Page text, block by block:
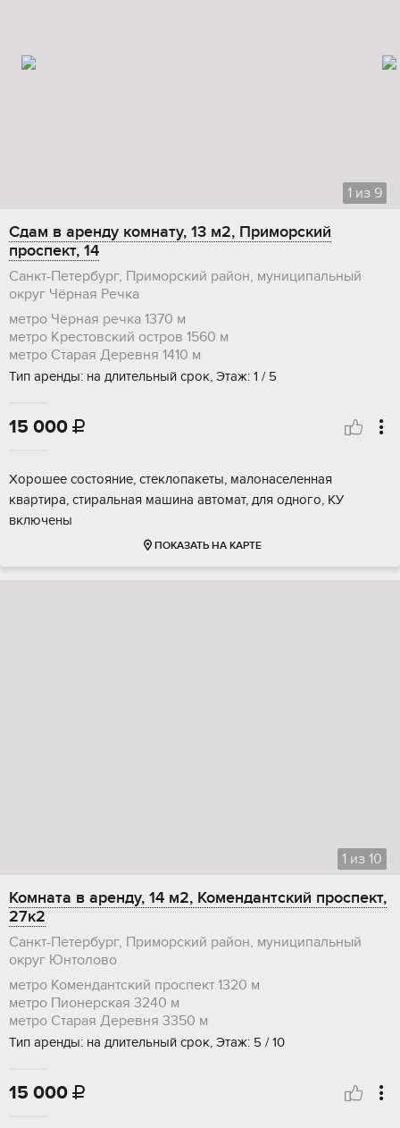
1 из 9
Сдам в аренду комнату, 13 м2, Приморский
проспект, 14
Санкт-Петербург, Приморский район, муниципальный
округ Чёрная Речка
метро Чёрная речка 1370 м
метро Крестовский остров 1560 м
метро Старая Деревня 1410 м
Тип аренды: на длительный срок, Этаж: 1 / 5
15 000 
Хорошее состояние, стеклопакеты, малонаселенная
квартира, стиральная машина автомат, для одного, КУ
включены
ПОКАЗАТЬ НА КАРТЕ
1 из 10
Комната в аренду, 14 м2, Комендантский проспект,
27к2
Санкт-Петербург, Приморский район, муниципальный
округ Юнтолово
метро Комендантский проспект 1320 м
метро Пионерская 3240 м
метро Старая Деревня 3350 м
Тип аренды: на длительный срок, Этаж: 5 / 10
15 000 